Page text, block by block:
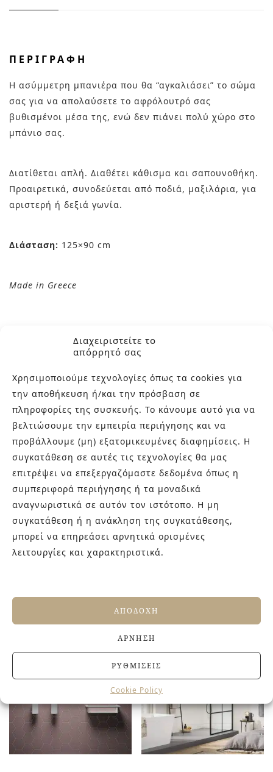
Διαχειριστείτε το
απόρρητό σας
Χρησιμοποιούμε τεχνολογίες όπως τα cookies για
την αποθήκευση ή/και την πρόσβαση σε
πληροφορίες της συσκευής. Το κάνουμε αυτό για να
βελτιώσουμε την εμπειρία περιήγησης και να
προβάλλουμε (μη) εξατομικευμένες διαφημίσεις. Η
συγκατάθεση σε αυτές τις τεχνολογίες θα μας
επιτρέψει να επεξεργαζόμαστε δεδομένα όπως η
συμπεριφορά περιήγησης ή τα μοναδικά
αναγνωριστικά σε αυτόν τον ιστότοπο. Η μη
συγκατάθεση ή η ανάκληση της συγκατάθεσης,
μπορεί να επηρεάσει αρνητικά ορισμένες
λειτουργίες και χαρακτηριστικά.
ΑΠΟΔΟΧΉ
ΆΡΝΗΣΗ
ΡΥΘΜΊΣΕΙΣ
Cookie Policy
ΠΕΡΙΓΡΑΦΉ
Η ασύμμετρη μπανιέρα που θα “αγκαλιάσει” το σώμα
σας για να απολαύσετε το αφρόλουτρό σας
βυθισμένοι μέσα της, ενώ δεν πιάνει πολύ χώρο στο
μπάνιο σας.
Διατίθεται απλή. Διαθέτει κάθισμα και σαπουνοθήκη.
Προαιρετικά, συνοδεύεται από ποδιά, μαξιλάρια, για
αριστερή ή δεξιά γωνία.
Διάσταση: 125×90 cm
Made in Greece
ΣΧΕΤΙΚΆ ΠΡΟΪΌΝΤΑ
BENEBA COTTO BENEBA FUMO